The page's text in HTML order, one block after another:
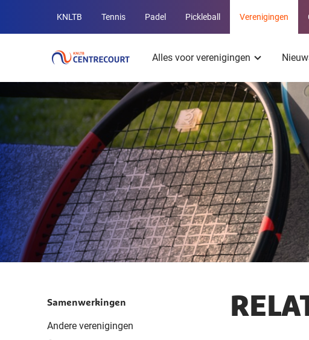
Overige
KNLTB
websites
KNLTB Tennis Padel Pickleball Verenigingen
Alles voor verenigingen
Samenwerkingen
Andere verenigingen